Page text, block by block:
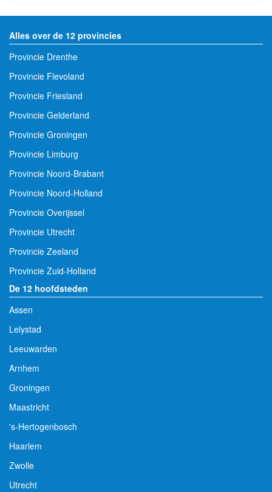
Alles over de 12 provincies
Provincie Drenthe
Provincie Flevoland
Provincie Friesland
Provincie Gelderland
Provincie Groningen
Provincie Limburg
Provincie Noord-Brabant
Provincie Noord-Holland
Provincie Overijssel
Provincie Utrecht
Provincie Zeeland
Provincie Zuid-Holland
De 12 hoofdsteden
Assen
Lelystad
Leeuwarden
Arnhem
Groningen
Maastricht
's-Hertogenbosch
Haarlem
Zwolle
Utrecht